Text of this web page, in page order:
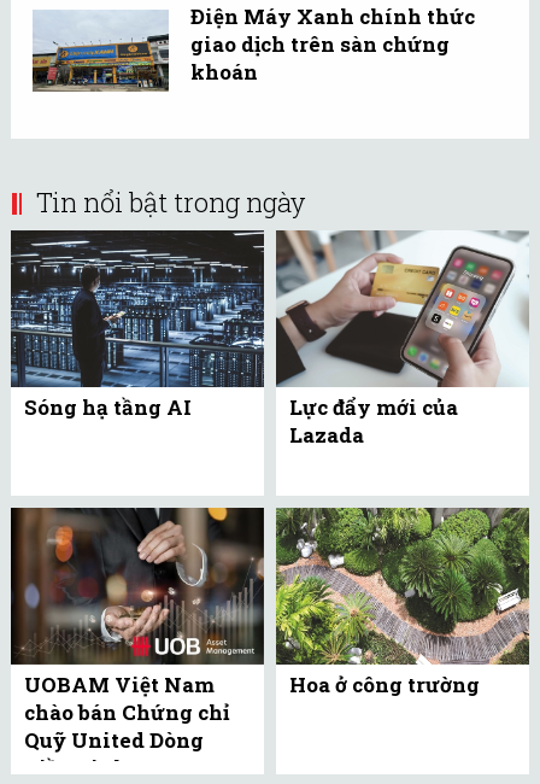
Điện Máy Xanh chính thức
giao dịch trên sàn chứng
khoán
Tin nổi bật trong ngày
Sóng hạ tầng AI
Lực đẩy mới của
Lazada
UOBAM Việt Nam
chào bán Chứng chỉ
Quỹ United Dòng
Tiền Linh Hoạt
Hoa ở công trường